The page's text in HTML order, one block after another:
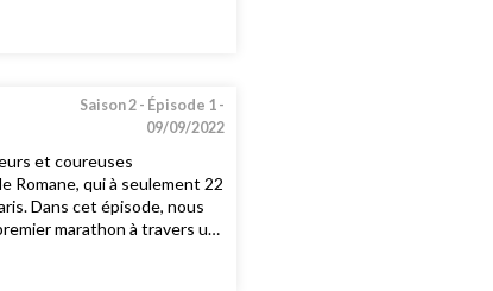
Saison 2 - Épisode 1 -
09/09/2022
et coureuses
Romane, qui à seulement 22
Dans cet épisode, nous
marathon à travers un